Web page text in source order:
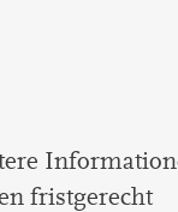
fristgerecht